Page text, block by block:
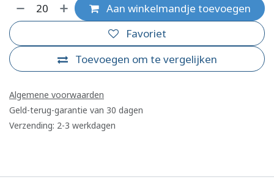
Aan winkelmandje toevoegen
Toevoegen om te vergelijken
Favoriet
Algemene voorwaarden
Geld-terug-garantie van 30 dagen
Verzending: 2-3 werkdagen